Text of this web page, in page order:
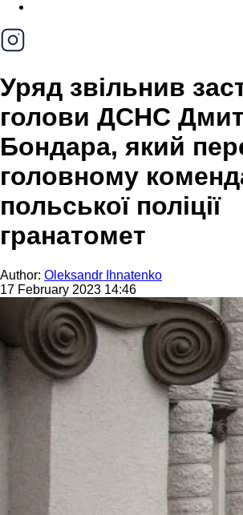
Уряд звільнив
голови ДСНС
Бондара, який
головному
польської поліції
гранатомет
Author: Oleksandr Ihnatenko
17 February 2023 14:46